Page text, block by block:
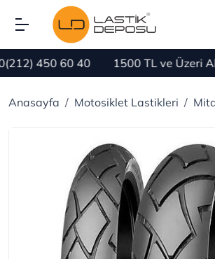
450 60 40 1500 TL ve Üzeri
Anasayfa Motosiklet Lastikleri